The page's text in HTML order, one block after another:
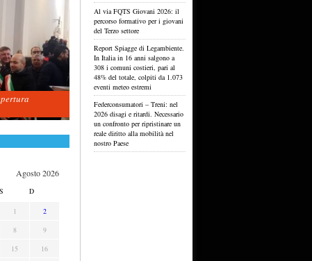
Agosto 2026
S D
1
2
8
9
15
16
Al via FQTS Giovani 2026: il
percorso formativo per i giovani
del Terzo settore
Report Spiagge di Legambiente.
In Italia in 16 anni salgono a
308 i comuni costieri, pari al
48% del totale, colpiti da 1.073
eventi meteo estremi
Federconsumatori – Treni: nel
2026 disagi e ritardi. Necessario
un confronto per ripristinare un
reale diritto alla mobilità nel
nostro Paese